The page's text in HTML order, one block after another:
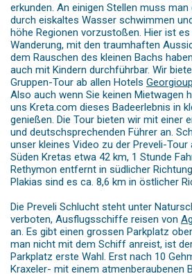
erkunden. An einigen Stellen muss
durch eiskaltes Wasser schwimmen
höhe Regionen vorzustoßen. Hier ist es
Wanderung, mit den traumhaften
dem Rauschen des kleinen Bachs
auch mit Kindern durchführbar. Wir
Gruppen-Tour ab allen Hotels
Also auch wenn Sie keinen Mietwagen
uns Kreta.com dieses Badeerlebnis in
genießen. Die Tour bieten wir mit einer
und deutschsprechenden Führer an.
unser kleines Video zu der Preveli-Tour
Süden Kretas etwa 42 km, 1 Stunde
Rethymon entfernt in südlicher
Plakias sind es ca. 8,6 km in östlicher
Die Preveli Schlucht steht unter
verboten, Ausflugsschiffe reisen von
an. Es gibt einen grossen Parkplatz
man nicht mit dem Schiff anreist, ist
Parkplatz erste Wahl. Erst nach 10
Kraxeler- mit einem atmenberaubenen